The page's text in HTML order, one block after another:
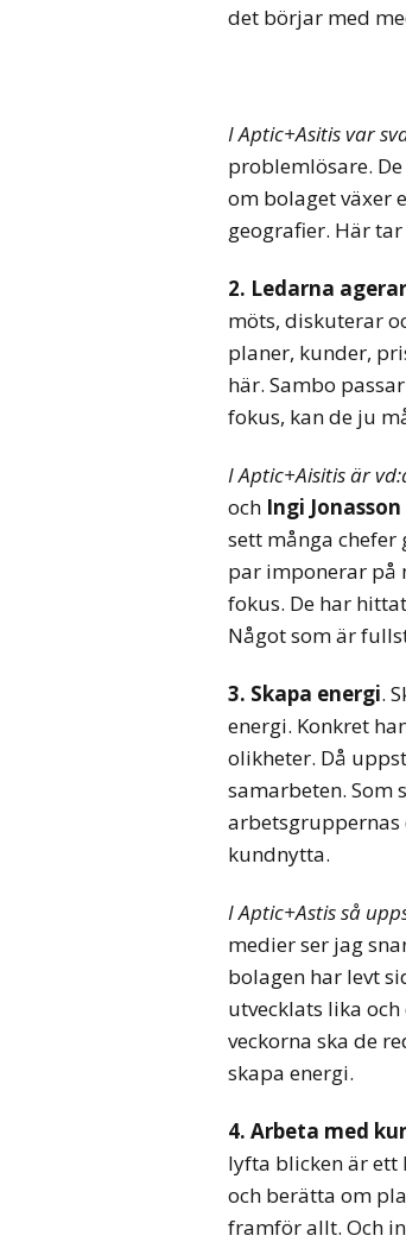
det börjar med
I Aptic+Asitis var
problemlösare.
om bolaget växer
geografier. Här
2. Ledarna
möts, diskuterar
planer, kunder,
här. Sambo
fokus, kan de ju
I Aptic+Aisitis är
och Ingi Jonasson
sett många chefer
par imponerar på
fokus. De har
Något som är
3. Skapa energi.
energi. Konkret
olikheter. Då
samarbeten. Som
kundnytta.
I Aptic+Astis så
medier ser jag
bolagen har levt
utvecklats lika
veckorna ska de
skapa energi.
4. Arbeta med
lyfta blicken är ett
och berätta om
framför allt. Och